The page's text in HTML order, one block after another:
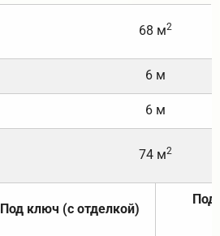
68 м2
6 м
6 м
74 м2
Под ключ (с отделкой)
Под